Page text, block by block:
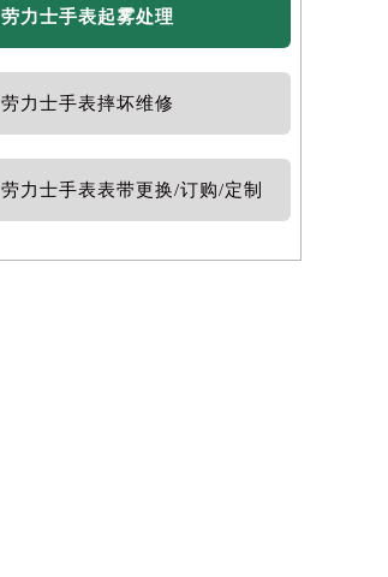
劳力士手表起雾处理
劳力士手表摔坏维修
劳力士手表表带更换/订购/定制